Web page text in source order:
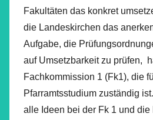
Fakultäten das konkret
die Landeskirchen das
Aufgabe, die
auf Umsetzbarkeit zu prüfen,
Fachkommission 1 (Fk1), die
Pfarramtsstudium zuständig
alle Ideen bei der Fk 1 und